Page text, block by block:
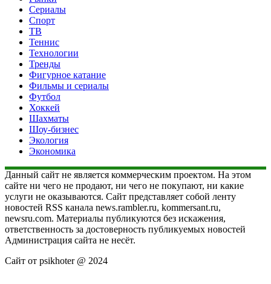
Сериалы
Спорт
ТВ
Теннис
Технологии
Тренды
Фигурное катание
Фильмы и сериалы
Футбол
Хоккей
Шахматы
Шоу-бизнес
Экология
Экономика
Данный сайт не является коммерческим проектом. На этом
сайте ни чего не продают, ни чего не покупают, ни какие
услуги не оказываются. Сайт представляет собой ленту
новостей RSS канала news.rambler.ru, kommersant.ru,
newsru.com. Материалы публикуются без искажения,
ответственность за достоверность публикуемых новостей
Администрация сайта не несёт.
Сайт от psikhoter @ 2024